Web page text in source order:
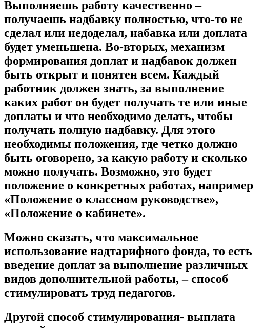
Выполняешь работу качественно –
получаешь надбавку полностью, что-то не
сделал или недоделал, набавка или доплата
будет уменьшена. Во-вторых, механизм
формирования доплат и надбавок должен
быть открыт и понятен всем. Каждый
работник должен знать, за выполнение
каких работ он будет получать те или иные
доплаты и что необходимо делать, чтобы
получать полную надбавку. Для этого
необходимы положения, где четко должно
быть оговорено, за какую работу и сколько
можно получать. Возможно, это будет
положение о конкретных работах, например
«Положение о классном руководстве»,
«Положение о кабинете».
Можно сказать, что максимальное
использование надтарифного фонда, то есть
введение доплат за выполнение различных
видов дополнительной работы, – способ
стимулировать труд педагогов.
Другой способ стимулирования- выплата